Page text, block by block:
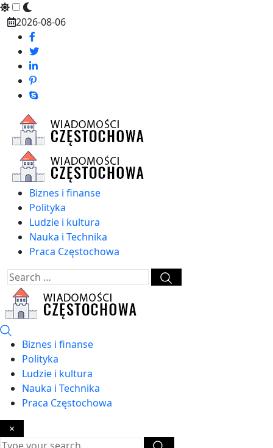
Skip
content
2026-08-06
Biznes i finanse
Polityka
Ludzie i kultura
Nauka i Technika
Praca Częstochowa
Biznes i finanse
Polityka
Ludzie i kultura
Nauka i Technika
Praca Częstochowa
×